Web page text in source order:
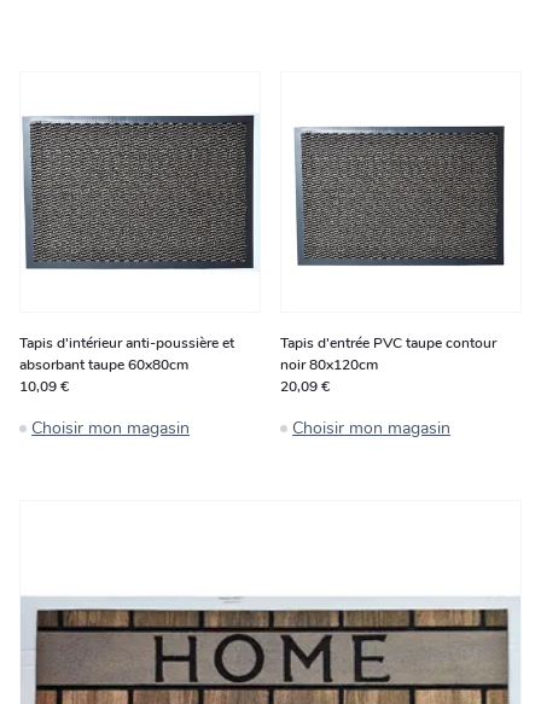
Tapis d'intérieur anti-poussière et
absorbant taupe 60x80cm
10,09 €
Choisir mon magasin
Tapis d'entrée PVC taupe contour
noir 80x120cm
20,09 €
Choisir mon magasin